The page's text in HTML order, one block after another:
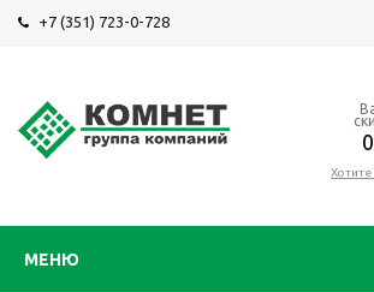
+7 (351) 723-0-728
МЕНЮ